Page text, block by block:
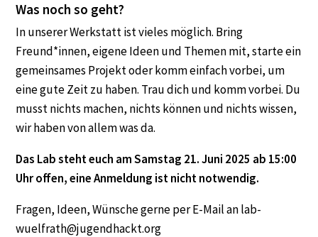
Was noch so geht?
In unserer Werkstatt ist vieles möglich. Bring
Freund*innen, eigene Ideen und Themen mit, starte ein
gemeinsames Projekt oder komm einfach vorbei, um
eine gute Zeit zu haben. Trau dich und komm vorbei. Du
musst nichts machen, nichts können und nichts wissen,
wir haben von allem was da.
Das Lab steht euch am Samstag 21. Juni 2025 ab 15:00
Uhr offen, eine Anmeldung ist nicht notwendig.
Fragen, Ideen, Wünsche gerne per E-Mail an lab-
wuelfrath@jugendhackt.org